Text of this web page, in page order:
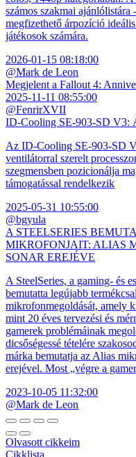
számos szakmai
megfizethető árpozíció
játékosok számára.
2026-01-15 08:18:00
@Mark de Leon
Megjelent a Fallout 4:
2025-11-11 08:55:00
@FenrirXVII
ID-Cooling SE-903-SD V3:
Az ID-Cooling SE-903-SD
ventilátorral szerelt
szegmensben pozicionálja
támogatással rendelkezik
2025-05-31 10:55:00
@bgyula
A STEELSERIES
MIKROFONJAIT: ALIAS
SONAR EREJÉVE
A SteelSeries, a gaming- és
bemutatta legújabb
mikrofonmegoldását, amely
mint 20 éves tervezési és
gamerek problémáinak
dicsőségessé tételére
márka bemutatja az Alias
erejével. Most „végre a
2023-10-05 11:32:00
@Mark de Leon
Olvasott cikkeim
Cikklista